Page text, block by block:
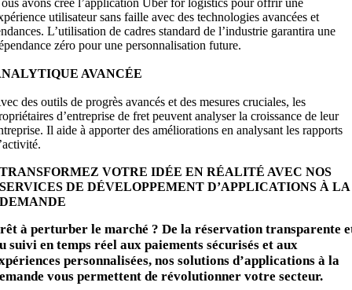
avons créé l’application Uber for logistics pour offrir une
utilisateur sans faille avec des technologies avancées et
L’utilisation de cadres standard de l’industrie garantira une
zéro pour une personnalisation future.
AVANCÉE
des outils de progrès avancés et des mesures cruciales, les
d’entreprise de fret peuvent analyser la croissance de leur
Il aide à apporter des améliorations en analysant les rapports
TRANSFORMEZ VOTRE IDÉE EN RÉALITÉ AVEC NOS
SERVICES DE DÉVELOPPEMENT D’APPLICATIONS À LA
DEMANDE
à perturber le marché ? De la réservation transparente
suivi en temps réel aux paiements sécurisés et aux
personnalisées, nos solutions d’applications à la
vous permettent de révolutionner votre secteur.